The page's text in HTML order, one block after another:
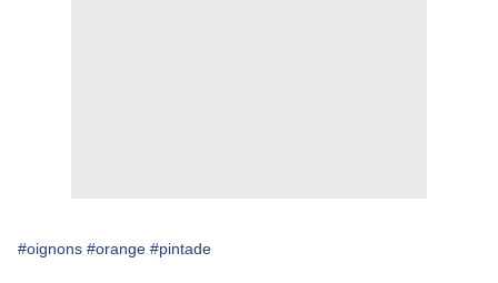
#oignons #orange #pintade